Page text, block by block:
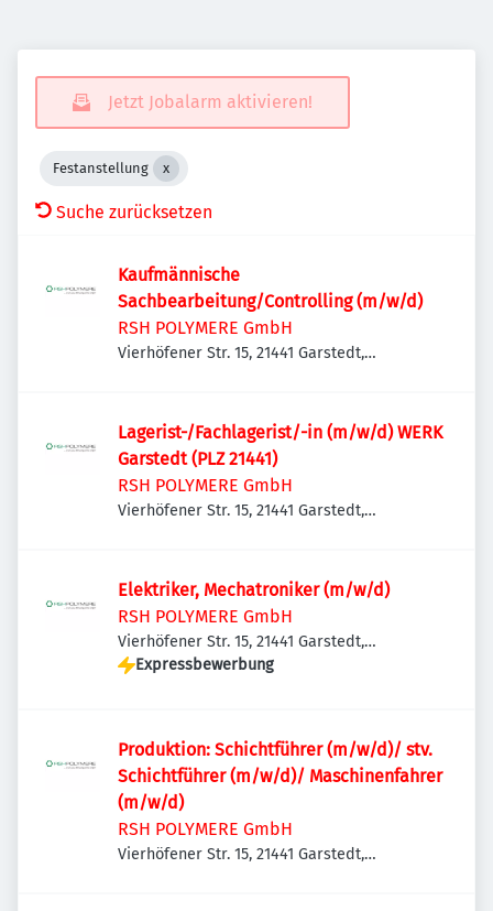
Jetzt Jobalarm aktivieren!
Festanstellung
Suche zurücksetzen
Kaufmännische
Sachbearbeitung/Controlling (m/w/d)
RSH POLYMERE GmbH
Vierhöfener Str. 15, 21441 Garstedt,
Lagerist-/Fachlagerist/-in (m/w/d) WERK
Garstedt (PLZ 21441)
RSH POLYMERE GmbH
Vierhöfener Str. 15, 21441 Garstedt,
Elektriker, Mechatroniker (m/w/d)
RSH POLYMERE GmbH
Vierhöfener Str. 15, 21441 Garstedt,
Deutschland
Expressbewerbung
Produktion: Schichtführer (m/w/d)/ stv.
Schichtführer (m/w/d)/ Maschinenfahrer
(m/w/d)
RSH POLYMERE GmbH
Vierhöfener Str. 15, 21441 Garstedt,